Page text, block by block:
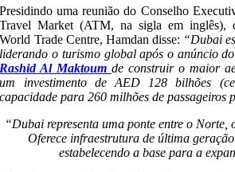
Presidindo uma reunião do Conselho
Travel Market (ATM, na sigla em inglês),
World Trade Centre, Hamdan disse: “Dubai
liderando o turismo global após o anúncio
Rashid Al Maktoumde construir o maior
um investimento de AED 128 bilhões
capacidade para 260 milhões de passageiros
“Dubai representa uma ponte entre o Norte,
Oferece infraestrutura de última geração
estabelecendo a base para a